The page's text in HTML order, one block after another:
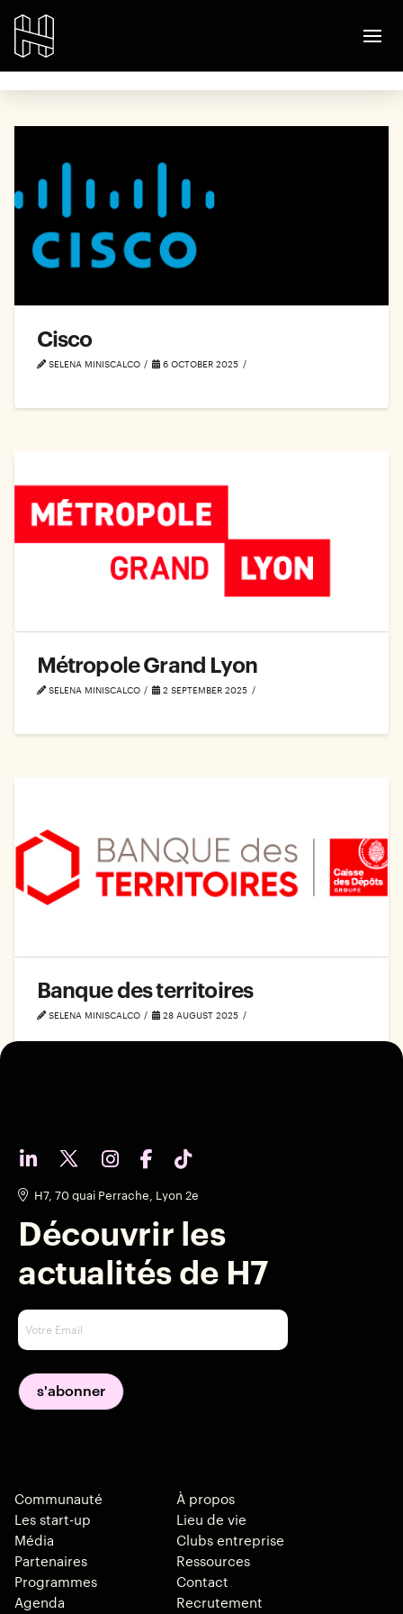
Cisco
SELENA MINISCALCO 6 OCTOBER 2025
Métropole Grand Lyon
SELENA MINISCALCO 2 SEPTEMBER 2025
Banque des territoires
SELENA MINISCALCO 28 AUGUST 2025
H7, 70 quai Perrache, Lyon 2e
Découvrir les
actualités de H7
Communauté
Les start-up
Média
Partenaires
Programmes
Agenda
À propos
Lieu de vie
Clubs entreprise
Ressources
Contact
Recrutement